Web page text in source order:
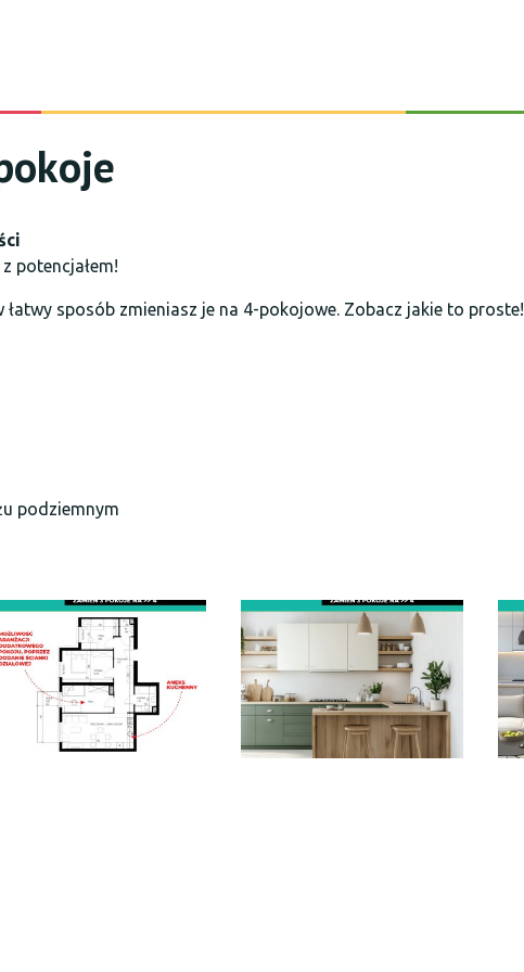
potencjałem!
łatwy sposób zmieniasz je na 4-pokojowe. Zobacz jakie to proste!
podziemnym